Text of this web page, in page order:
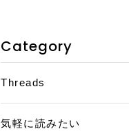
Category
Threads
気軽に読みたい